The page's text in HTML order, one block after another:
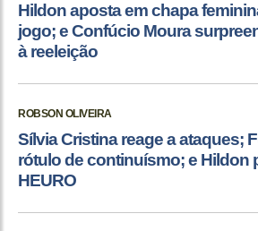
Hildon aposta em chapa
jogo; e Confúcio Moura
à reeleição
ROBSON OLIVEIRA
Sílvia Cristina reage a ataques;
rótulo de continuísmo; e Hildon
HEURO